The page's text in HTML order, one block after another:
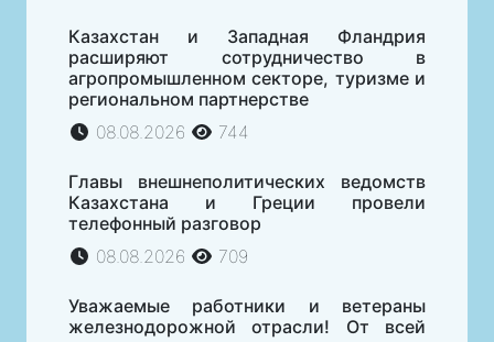
Казахстан и Западная Фландрия
расширяют сотрудничество в
агропромышленном секторе, туризме и
региональном партнерстве
08.08.2026
744
Главы внешнеполитических ведомств
Казахстана и Греции провели
телефонный разговор
08.08.2026
709
Уважаемые работники и ветераны
железнодорожной отрасли! От всей